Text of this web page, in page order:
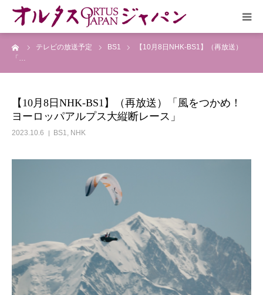
テレビの放送予定 BS1
【10月8日NHK-BS1】（再放送）
「…
【10月8日NHK-BS1】（再放送）「風をつかめ！
ヨーロッパアルプス大縦断レース」
2023.10.6 BS1, NHK
HOME
作品リスト
会社概要
お問合せ